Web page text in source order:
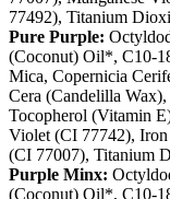
77492), Titanium
Pure Purple:
(Coconut) Oil*, C10-
Mica, Copernicia
Cera (Candelilla
Tocopherol (Vitamin
Violet (CI 77742),
(CI 77007), Titanium
Purple Minx:
(Coconut) Oil*, C10-